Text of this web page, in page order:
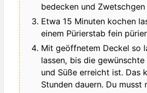
bedecken und Zwetschgen
Etwa 15 Minuten kochen
einem Pürierstab fein
Mit geöffnetem Deckel so
lassen, bis die gewünschte
und Süße erreicht ist. Das
Stunden dauern. Du musst